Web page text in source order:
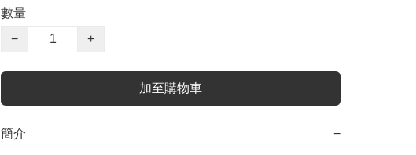
數量
−
+
加至購物車
簡介 −